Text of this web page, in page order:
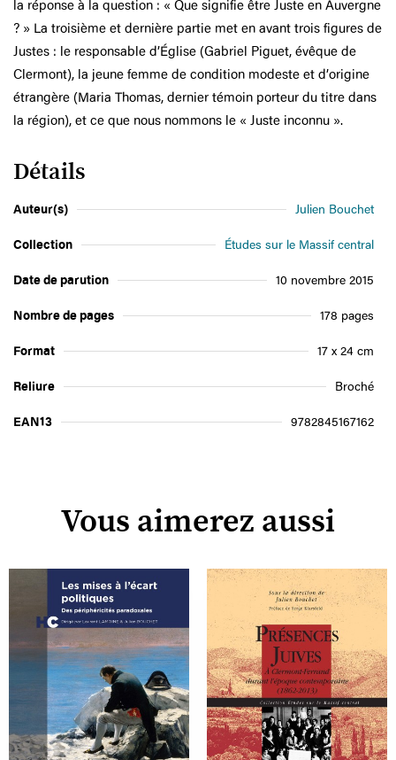
la réponse à la question : « Que signifie être Juste en Auvergne
? » La troisième et dernière partie met en avant trois figures de
Justes : le responsable d’Église (Gabriel Piguet, évêque de
Clermont), la jeune femme de condition modeste et d’origine
étrangère (Maria Thomas, dernier témoin porteur du titre dans
la région), et ce que nous nommons le « Juste inconnu ».
Détails
Auteur(s) Julien Bouchet
Collection Études sur le Massif central
Date de parution 10 novembre 2015
Nombre de pages 178 pages
Format 17 x 24 cm
Reliure Broché
EAN13 9782845167162
Vous aimerez aussi